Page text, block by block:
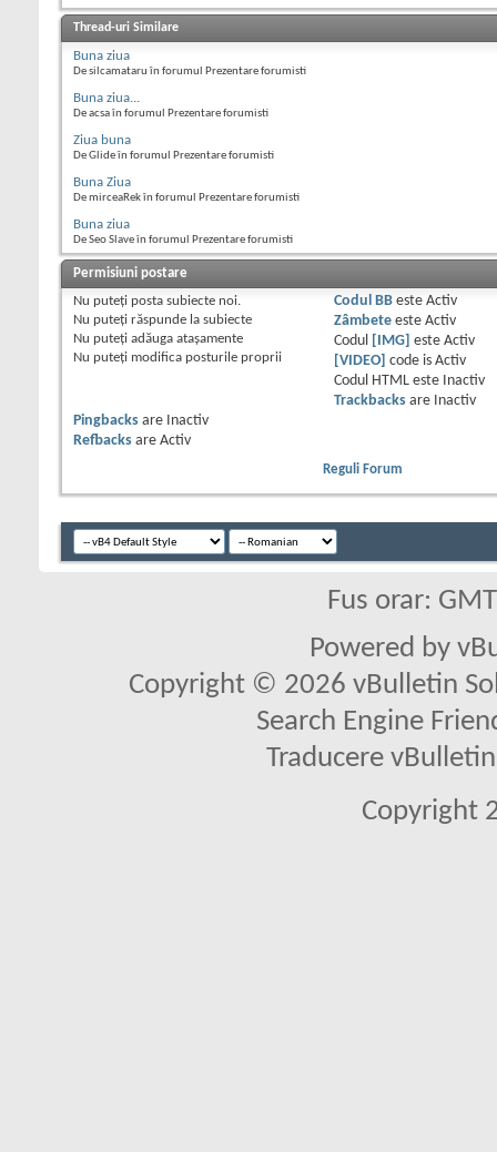
Thread-uri Similare
Buna ziua
De silcamataru în forumul Prezentare forumisti
Buna ziua...
De acsa în forumul Prezentare forumisti
Ziua buna
De Glide în forumul Prezentare forumisti
Buna Ziua
De mirceaRek în forumul Prezentare forumisti
Buna ziua
De Seo Slave în forumul Prezentare forumisti
Permisiuni postare
Nu puteţi posta subiecte noi.
Nu puteţi răspunde la subiecte
Nu puteţi adăuga ataşamente
Nu puteţi modifica posturile proprii
Codul BBeste Activ
Zâmbeteeste Activ
Codul
[IMG] este Activ
[VIDEO]
code is Activ
Codul HTML este
Inactiv
Trackbacksare
Inactiv
Pingbacks are
Inactiv
Refbacks are Activ
Reguli Forum
Fus orar:
Powered by
Copyright © 2026 vBulletin
Search Engine
Traducere
Copyright